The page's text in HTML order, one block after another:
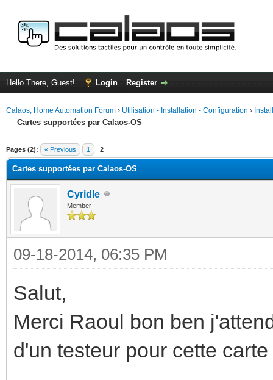
Hello There, Guest! Login Register
Calaos, Home Automation Forum › Utilisation - Installation - Configuration ›
Cartes supportées par Calaos-OS
Pages (2): « Previous 1 2
Cartes supportées par Calaos-OS
Cyridle
Member
09-18-2014, 06:35 PM
Salut,
Merci Raoul bon ben
d'un testeur pour cette